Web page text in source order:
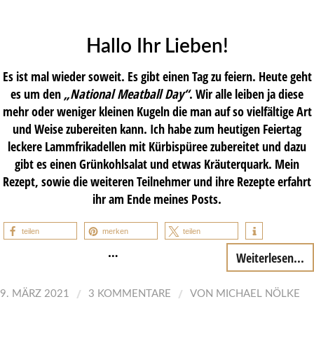
Hallo Ihr Lieben!
Es ist mal wieder soweit. Es gibt einen Tag zu feiern. Heute geht
es um den „National Meatball Day“. Wir alle leiben ja diese
mehr oder weniger kleinen Kugeln die man auf so vielfältige Art
und Weise zubereiten kann. Ich habe zum heutigen Feiertag
leckere Lammfrikadellen mit Kürbispüree zubereitet und dazu
gibt es einen Grünkohlsalat und etwas Kräuterquark. Mein
Rezept, sowie die weiteren Teilnehmer und ihre Rezepte erfahrt
ihr am Ende meines Posts.
teilen merken teilen
… Weiterlesen...
9. MÄRZ 2021 / 3 KOMMENTARE / VON MICHAEL NÖLKE